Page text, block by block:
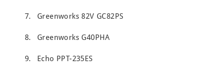
Greenworks 82V GC82PS
Greenworks G40PHA
Echo PPT-235ES